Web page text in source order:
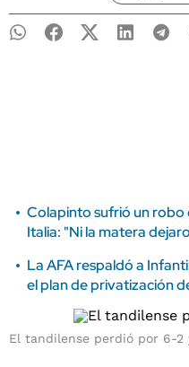
Colapinto sufrió un robo
Italia: "Ni la matera
La AFA respaldó a
el plan de privatización
El tandilense perdió por 6-2